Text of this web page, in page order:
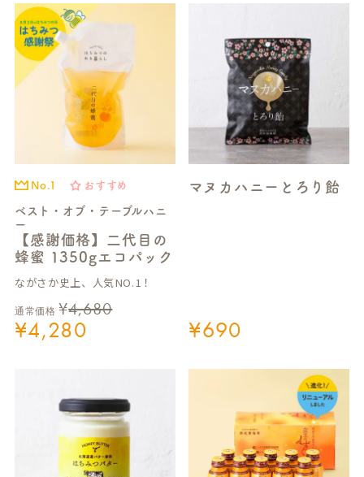
No.1 おすすめ
ベスト・オブ・テーブルハニ
ー
【感謝価格】二代目の
蜂蜜 1350gエコパック
ながさか史上、人気NO.1！
通常価格 ¥4,680
¥4,280
マヌカハニーとろり飴
¥690